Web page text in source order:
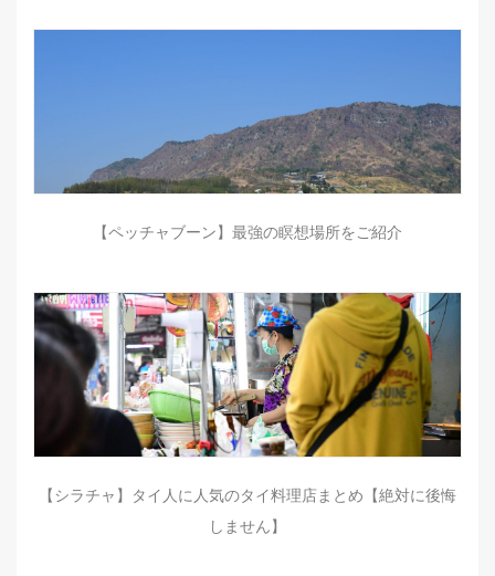
【ペッチャブーン】最強の瞑想場所をご紹介
【シラチャ】タイ人に人気のタイ料理店まとめ【絶対に後悔
しません】